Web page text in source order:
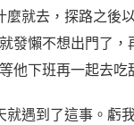
就去，探路之後
發懶不想出門了，
他下班再一起去吃
遇到了這事。虧